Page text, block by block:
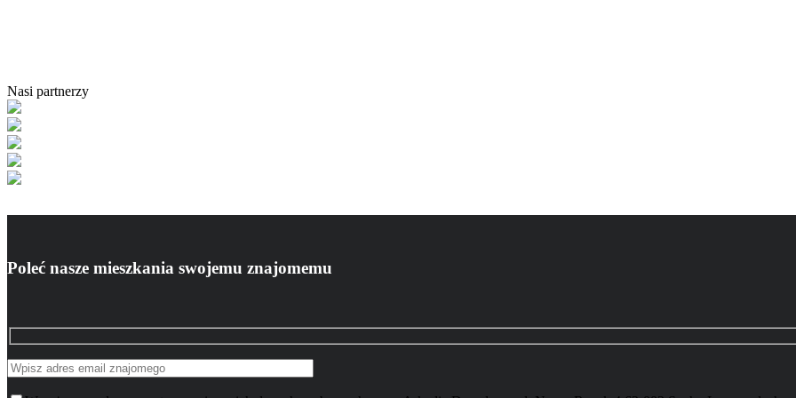
Nasi partnerzy
Poleć nasze mieszkania swojemu znajomemu